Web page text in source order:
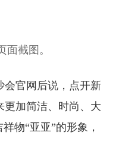
面截图。
会官网后说，点开新
更加简洁、时尚、大
物“亚亚”的形象，